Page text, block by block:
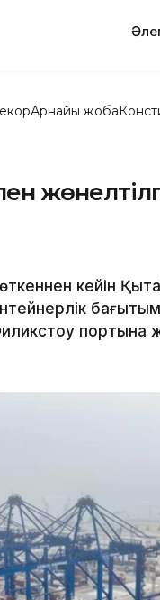
Арнайы жоба
өткеннен кейін
портына